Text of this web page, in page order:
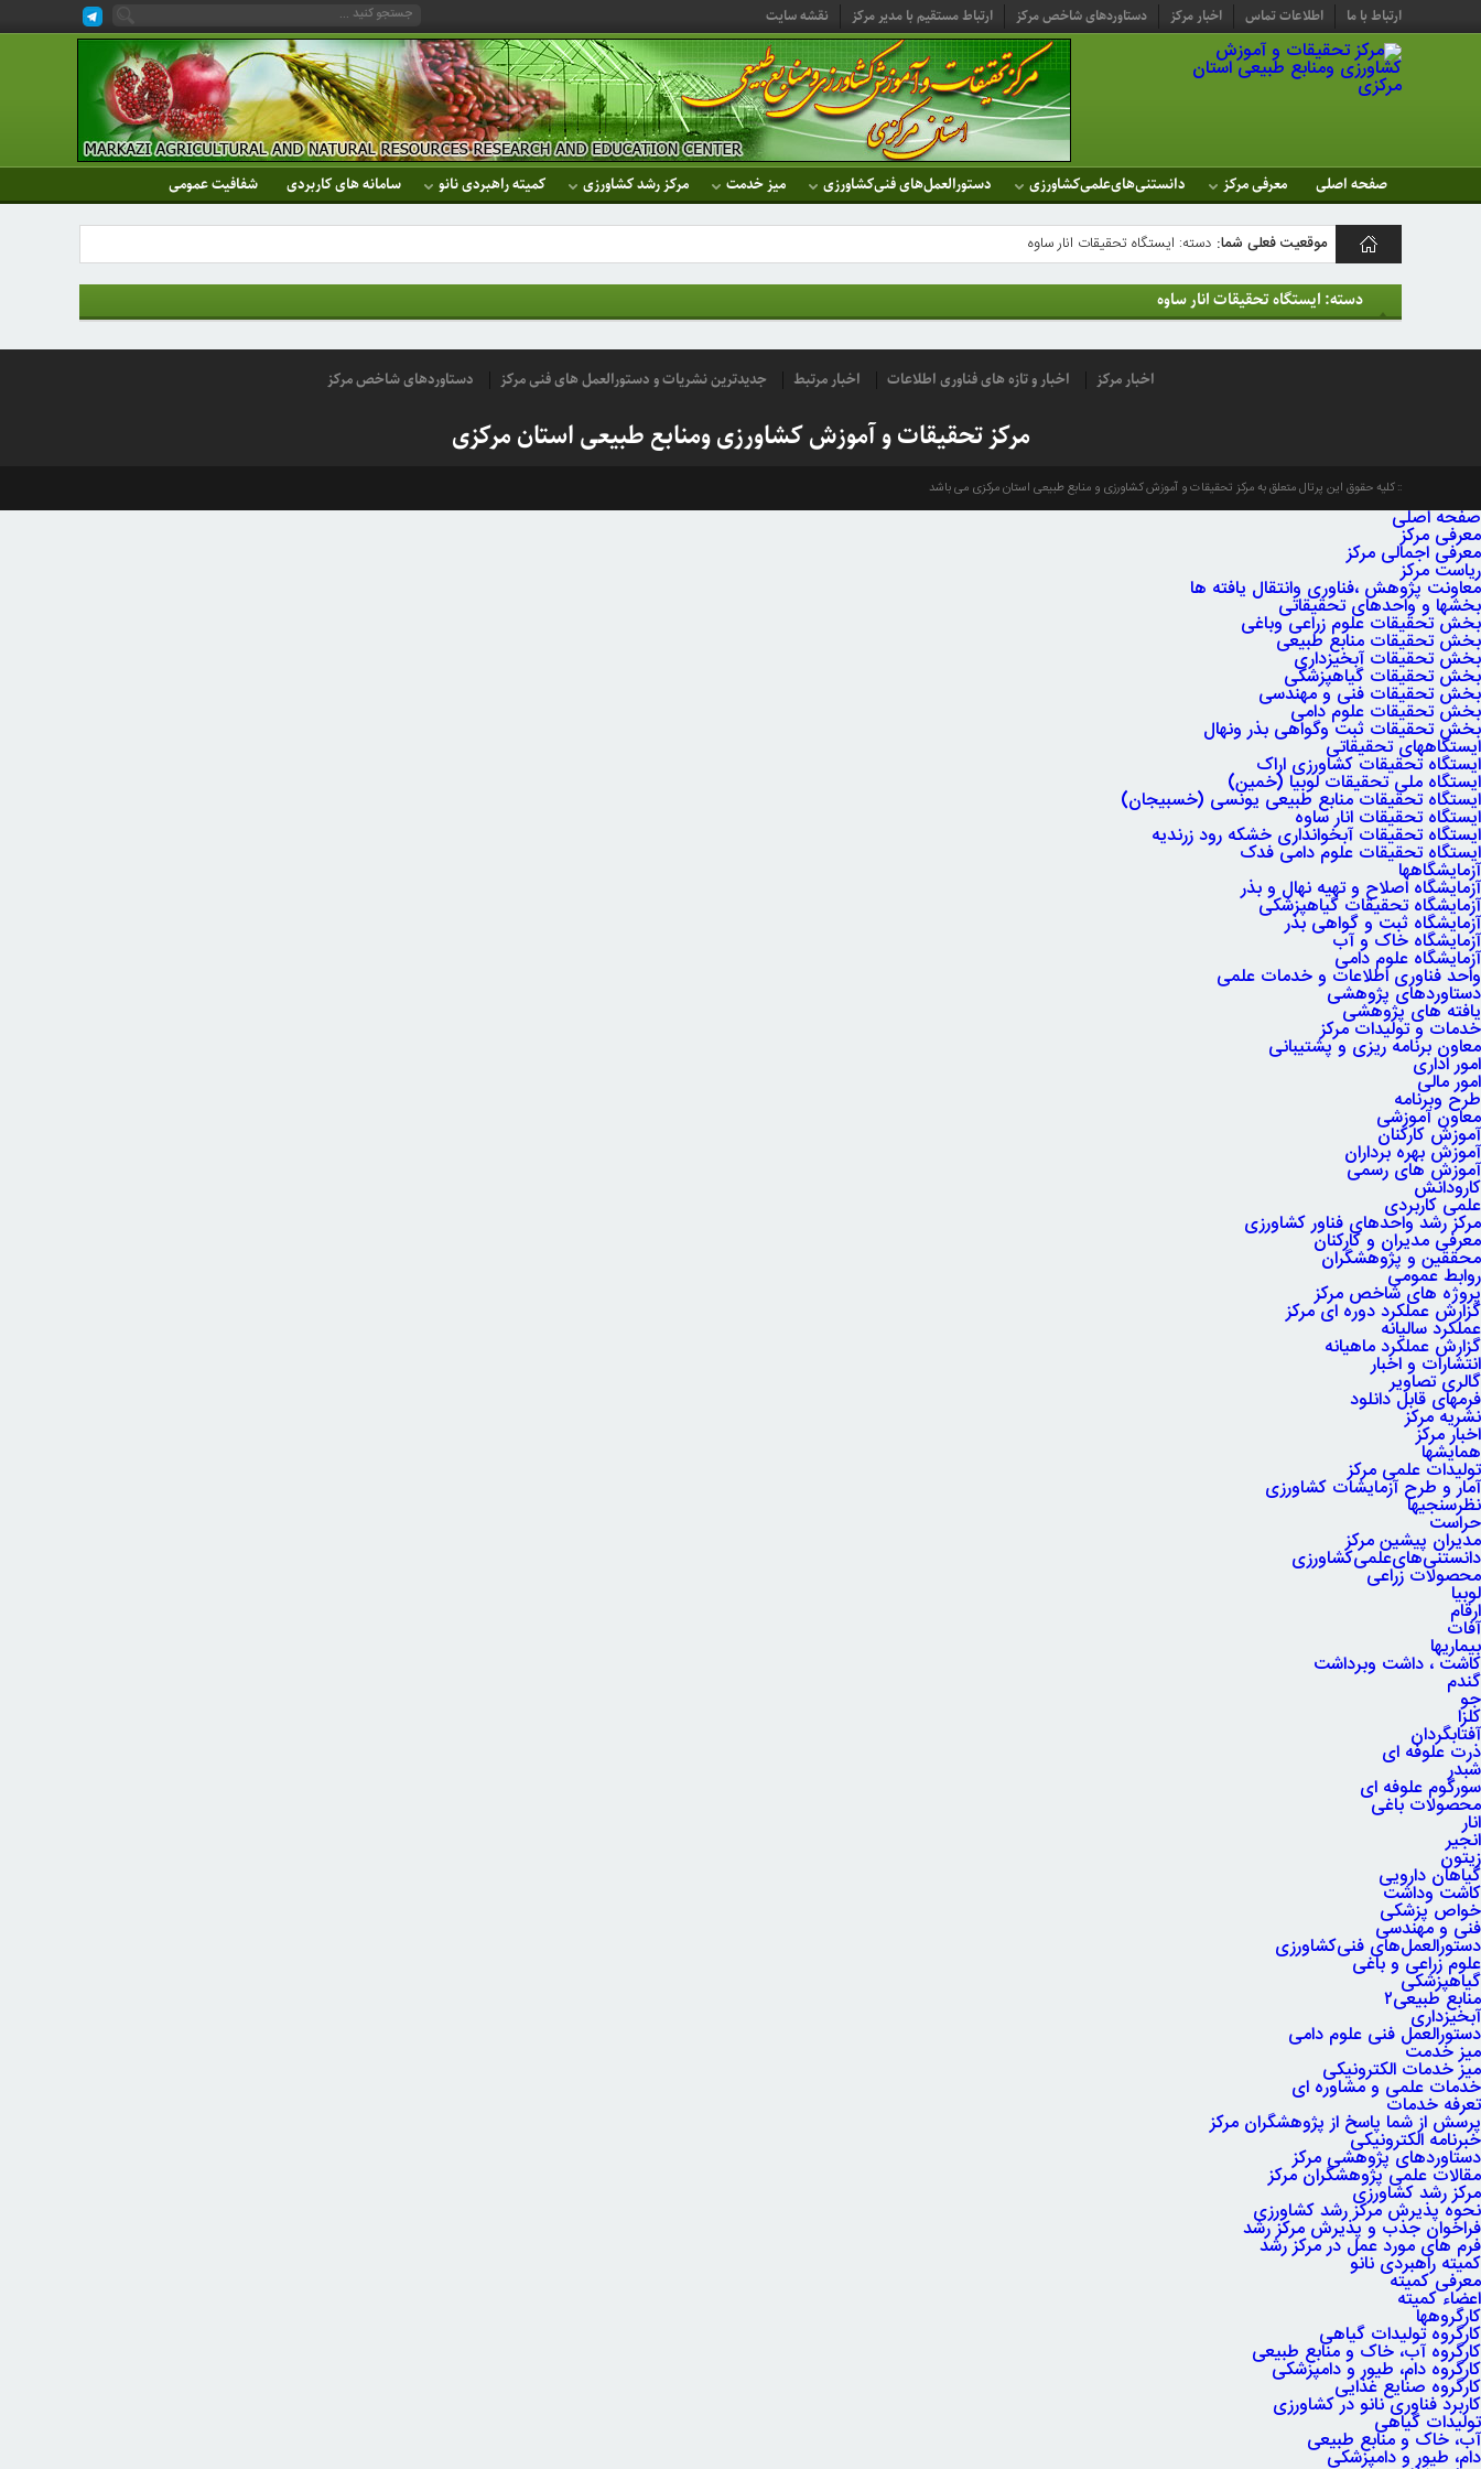
ارتباط با ما اطلاعات تماس اخبار مرکز دستاوردهای شاخص مرکز ارتباط مستقیم با مدیر مرکز نقشه سایت
صفحه اصلی معرفی مرکز دانستنی‌های‌علمی‌کشاورزی دستورالعمل‌های فنی‌کشاورزی میز خدمت مرکز رشد کشاورزی کمیته راهبردی نانو سامانه های کاربردی شفافیت عمومی
مرکز
تحقیقات و
طبیعی
استان
مرکزی
موقعیت فعلی شما: دسته: ايستگاه تحقيقات انار ساوه
دسته: ايستگاه تحقيقات انار ساوه
اخبار مرکز اخبار و تازه های فناوری اطلاعات اخبار مرتبط جدیدترین نشریات و دستورالعمل های فنی مرکز دستاوردهای شاخص مرکز
مرکز تحقیقات و آموزش کشاورزی ومنابع طبیعی استان مرکزی
کلیه حقوق این پرتال متعلق به مرکز تحقیقات و آموزش کشاورزی و منابع طبیعی استان مرکزی می باشد
صفحه اصلی
معرفی مرکز
معرفی اجمالی مرکز
ریاست مرکز
معاونت پژوهش ،فناوری وانتقال یافته ها
بخشها و واحدهای تحقیقاتی
بخش تحقیقات علوم زراعی وباغی
بخش تحقیقات منابع طبیعی
بخش تحقیقات آبخیزداری
بخش تحقیقات گیاهپزشکی
بخش تحقیقات فنی و مهندسی
بخش تحقیقات علوم دامی
بخش تحقیقات ثبت وگواهی بذر ونهال
ایستگاههای تحقیقاتی
ایستگاه تحقیقات کشاورزی اراک
ایستگاه ملی تحقیقات لوبیا (خمین)
ایستگاه تحقیقات منابع طبیعی یونسی (خسبیجان)
ایستگاه تحقیقات انار ساوه
ایستگاه تحقیقات آبخوانداری خشکه رود زرندیه
ایستگاه تحقیقات علوم دامی فدک
آزمایشگاهها
آزمایشگاه اصلاح و تهیه نهال و بذر
آزمایشگاه تحقیقات گیاهپزشکی
آزمایشگاه ثبت و گواهی بذر
آزمایشگاه خاک و آب
آزمایشگاه علوم دامی
واحد فناوری اطلاعات و خدمات علمی
دستاوردهای پژوهشی
یافته های پژوهشی
خدمات و تولیدات مرکز
معاون برنامه ریزی و پشتیبانی
امور اداری
امور مالی
طرح وبرنامه
معاون آموزشی
آموزش کارکنان
آموزش بهره برداران
آموزش های رسمی
کارودانش
علمی کاربردی
مرکز رشد واحدهای فناور کشاورزی
معرفی مدیران و کارکنان
محققین و پژوهشگران
روابط عمومی
پروژه های شاخص مرکز
گزارش عملکرد دوره ای مرکز
عملکرد سالیانه
گزارش عملکرد ماهیانه
انتشارات و اخبار
گالری تصاویر
فرمهای قابل دانلود
نشریه مرکز
اخبار مرکز
همایشها
تولیدات علمی مرکز
آمار و طرح آزمایشات کشاورزی
نظرسنجیها
حراست
مدیران پیشین مرکز
دانستنی‌های‌علمی‌کشاورزی
محصولات زراعی
لوبیا
ارقام
آفات
بیماریها
کاشت ، داشت وبرداشت
گندم
جو
کلزا
آفتابگردان
ذرت علوفه ای
شبدر
سورگوم علوفه ای
محصولات باغی
انار
انجیر
زیتون
گیاهان دارویی
کاشت وداشت
خواص پزشکی
فنی و مهندسی
دستورالعمل‌های فنی‌کشاورزی
علوم زراعی و باغی
گیاهپزشکی
منابع طبیعی۲
آبخیزداری
دستورالعمل فنی علوم دامی
میز خدمت
میز خدمات الکترونیکی
خدمات علمی و مشاوره ای
تعرفه خدمات
پرسش از شما پاسخ از پژوهشگران مرکز
خبرنامه الکترونیکی
دستاوردهای پژوهشی مرکز
مقالات علمی پژوهشگران مرکز
مرکز رشد کشاورزی
نحوه پذیرش مرکز رشد کشاورزی
فراخوان جذب و پذیرش مرکز رشد
فرم های مورد عمل در مرکز رشد
کمیته راهبردی نانو
معرفی کمیته
اعضاء کمیته
کارگروه‏ها
کارگروه تولیدات گیاهی
کارگروه آب، خاک و منابع طبیعی
کارگروه دام، طیور و دامپزشکی
کارگروه صنایع غذایی
کاربرد فناوری نانو در کشاورزی
تولیدات گیاهی
آب، خاک و منابع طبیعی
دام، طیور و دامپزشکی